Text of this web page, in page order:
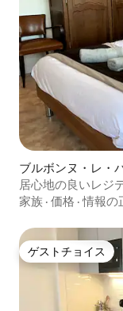
ブルボンヌ・レ・
居心地の良いレジ
付き
家族 · 価格 ·情報の
ゲストチョイス
ゲストチョイス